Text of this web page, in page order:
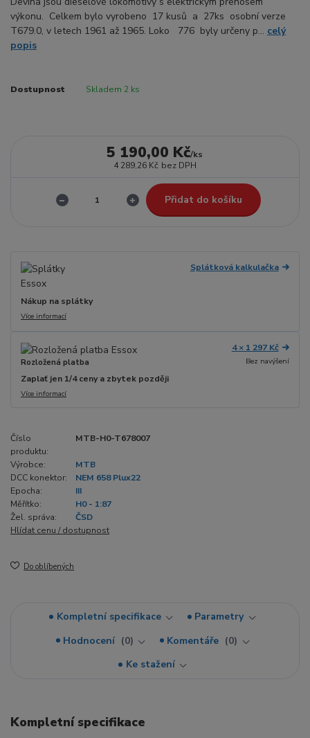
výkonu. Celkem bylo vyrobeno 17 kusů a 27ks osobní verze
T679.0, v letech 1961 až 1965. Loko 776 byly určeny p... celý
popis
Dostupnost Skladem 2 ks
5 190,00 Kč/ks
4 289,26 Kč bez DPH
Přidat do košíku
Splátková kalkulačka
Nákup na splátky
Více informací
Rozložená platba
4 × 1 297 Kč
Bez navýšení
Zaplať jen 1/4 ceny a zbytek později
Více informací
Číslo
produktu:
MTB-H0-T678007
Výrobce:
MTB
DCC konektor:
NEM 658 Plux22
Epocha:
III
Měřítko:
H0 - 1:87
Žel. správa:
ČSD
Hlídat cenu / dostupnost
Do oblíbených
Kompletní specifikace
Parametry
Hodnocení
0 Komentáře
0
Ke stažení
Kompletní specifikace